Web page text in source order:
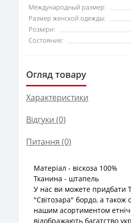
Международный размер:
Размер женской одежды:
Розміри:
Состояние:
Огляд товару
Характеристики
Відгуки (0)
Питання (0)
Матеріал - віскоза 100%
Тканина - штапель
У нас ви можете придбати
"Світозара" бордо, а також
нашим асортиментом
відображають багатство